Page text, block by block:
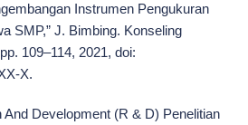
Instrumen Pengukuran
SMP,” J. Bimbing. Konseling
109–114, 2021, doi:
X.
And Development (R & D) Penelitian